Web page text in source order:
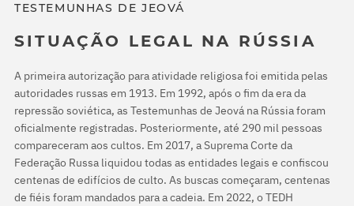
TESTEMUNHAS DE JEOVÁ
SITUAÇÃO LEGAL NA RÚSSIA
A primeira autorização para atividade religiosa foi emitida pelas
autoridades russas em 1913. Em 1992, após o fim da era da
repressão soviética, as Testemunhas de Jeová na Rússia foram
oficialmente registradas. Posteriormente, até 290 mil pessoas
compareceram aos cultos. Em 2017, a Suprema Corte da
Federação Russa liquidou todas as entidades legais e confiscou
centenas de edifícios de culto. As buscas começaram, centenas
de fiéis foram mandados para a cadeia. Em 2022, o TEDH